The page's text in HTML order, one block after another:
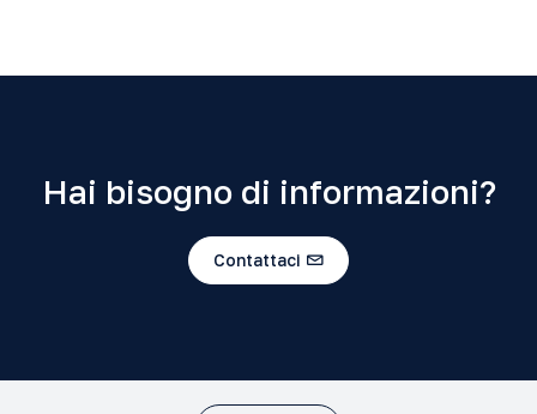
Hai bisogno di informazioni?
Contattaci